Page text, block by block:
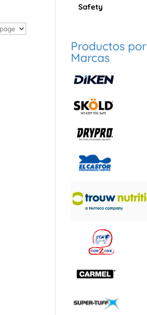
Safety
Productos por
Marcas